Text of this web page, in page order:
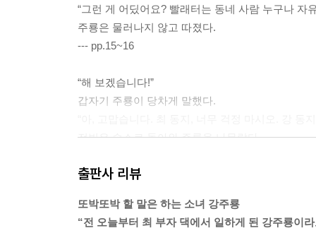
“그런 게 어딨어요? 빨래터는 동네 사람 누구나 자
주룡은 물러나지 않고 따졌다.
--- pp.15~16
“해 보겠습니다!”
갑자기 주룡이 당차게 말했다.
전빈은 숙소로 돌아와 주룡을 나무랐다.
“서방님, 걱정하지 말아요. 나 잘 해낼게요. 해 보
“독립운동에 남자 여자가 따로 있나요? 예전엔 몰
--- pp.46~47
출판사 리뷰
또박또박 할 말은 하는 소녀 강주룡
“전 오늘부터 최 부자 댁에서 일하게 된 강주룡이